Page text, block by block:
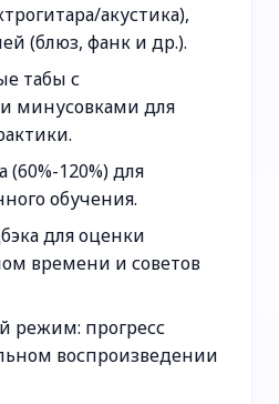
акустика),
(блюз, фанк и др.).
табы с
минусовками для
120%) для
обучения.
для оценки
времени и советов
режим: прогресс
воспроизведении